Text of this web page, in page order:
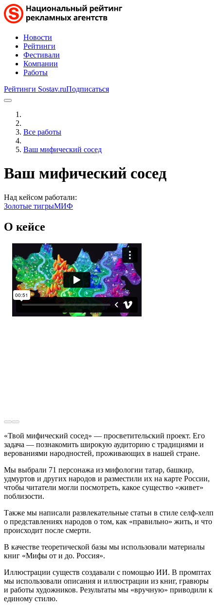
Новости
Рейтинги
Фестивали
Компании
Работы
Рейтинги Sostav.ruПодписаться
Все работы
Ваш мифический сосед
Ваш мифический сосед
Над кейсом работали:
Золотые тигрыМИФ
О кейсе
«Твой мифический сосед» — просветительский проект. Его
задача — познакомить широкую аудиторию с традициями и
верованиями народностей, проживающих в нашей стране.
Мы выбрали 71 персонажа из мифологии татар, башкир,
удмуртов и других народов и разместили их на карте России,
чтобы читатели могли посмотреть, какое существо «живет»
поблизости.
Также мы написали развлекательные статьи в стиле селф-хелп
о представлениях народов о том, как «правильно» жить, и что
происходит после смерти.
В качестве теоретической базы мы использовали материалы
книг «Мифы от и до. Россия».
Иллюстрации существ создавали с помощью ИИ. В промптах
мы использовали описания и иллюстрации из книг, гравюры
и работы художников. Результаты мы «вручную» приводили к
единому стилю.